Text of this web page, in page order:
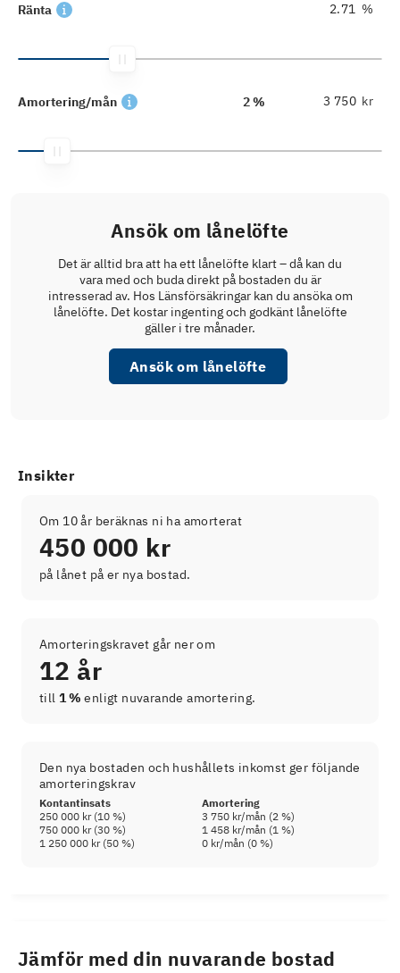
Ränta %
Amortering/mån 2 % kr
Ansök om lånelöfte
Det är alltid bra att ha ett lånelöfte klart – då kan du
vara med och buda direkt på bostaden du är
intresserad av. Hos Länsförsäkringar kan du ansöka om
lånelöfte. Det kostar ingenting och godkänt lånelöfte
gäller i tre månader.
Ansök om lånelöfte
Insikter
Om 10 år beräknas ni ha amorterat
450 000 kr
på lånet på er nya bostad.
Amorteringskravet går ner om
12 år
till 1 % enligt nuvarande amortering.
Den nya bostaden och hushållets inkomst ger följande
amorteringskrav
Kontantinsats
Amortering
250 000 kr(10 %) 3 750 kr/mån (2 %)
750 000 kr(30 %) 1 458 kr/mån (1 %)
1 250 000 kr(50 %) 0 kr/mån (0 %)
Jämför med din nuvarande bostad